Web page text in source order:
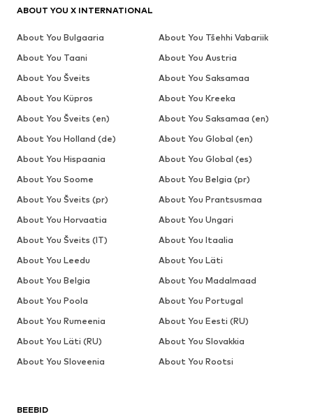
BEEBID
ABOUT YOU X INTERNATIONAL
About You Bulgaaria
About You Tšehhi Vabariik
About You Taani
About You Austria
About You Šveits
About You Saksamaa
About You Küpros
About You Kreeka
About You Šveits (en)
About You Saksamaa (en)
About You Holland (de)
About You Global (en)
About You Hispaania
About You Global (es)
About You Soome
About You Belgia (pr)
About You Šveits (pr)
About You Prantsusmaa
About You Horvaatia
About You Ungari
About You Šveits (IT)
About You Itaalia
About You Leedu
About You Läti
About You Belgia
About You Madalmaad
About You Poola
About You Portugal
About You Rumeenia
About You Eesti (RU)
About You Läti (RU)
About You Slovakkia
About You Sloveenia
About You Rootsi